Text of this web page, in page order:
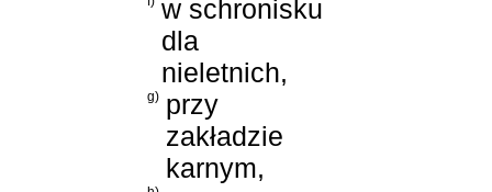
w schronisku
dla
nieletnich,
g) przy
zakładzie
karnym,